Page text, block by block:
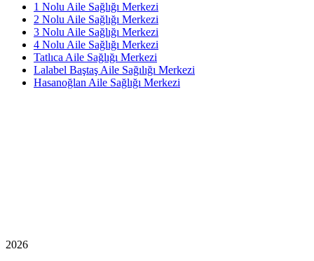
1 Nolu Aile Sağlığı Merkezi
2 Nolu Aile Sağlığı Merkezi
3 Nolu Aile Sağlığı Merkezi
4 Nolu Aile Sağlığı Merkezi
Tatlıca Aile Sağlığı Merkezi
Lalabel Baştaş Aile Sağılığı Merkezi
Hasanoğlan Aile Sağlığı Merkezi
2026